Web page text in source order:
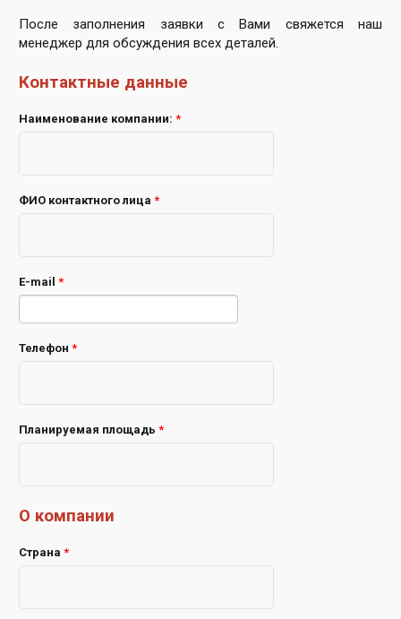
После заполнения заявки с Вами свяжется наш
менеджер для обсуждения всех деталей.
Контактные данные
Наименование компании: *
ФИО контактного лица *
E-mail *
Телефон *
Планируемая площадь *
О компании
Страна *